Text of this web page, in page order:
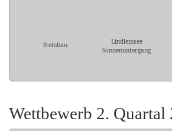
Steinbau
Lindleinsee
Sonnenuntergang
Wettbewerb 2. Quartal